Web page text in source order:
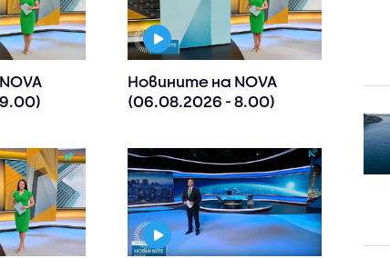
Новините на NOVA
(06.08.2026 - 8.00)